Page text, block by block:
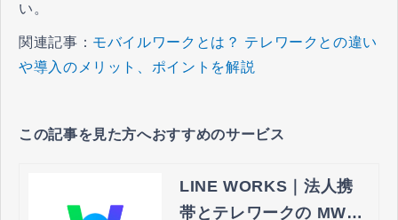
い。
関連記事： モバイルワークとは？ テレワークとの違い
や導入のメリット、ポイントを解説
この記事を見た方へおすすめのサービス
LINE WORKS｜法人携
帯とテレワークの MWP